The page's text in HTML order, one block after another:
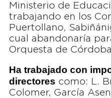
Ministerio de
trabajando en los
Puertollano,
cual abandonaría
Orquesta de
Ha trabajado con
directores como: L.
Colomer, García